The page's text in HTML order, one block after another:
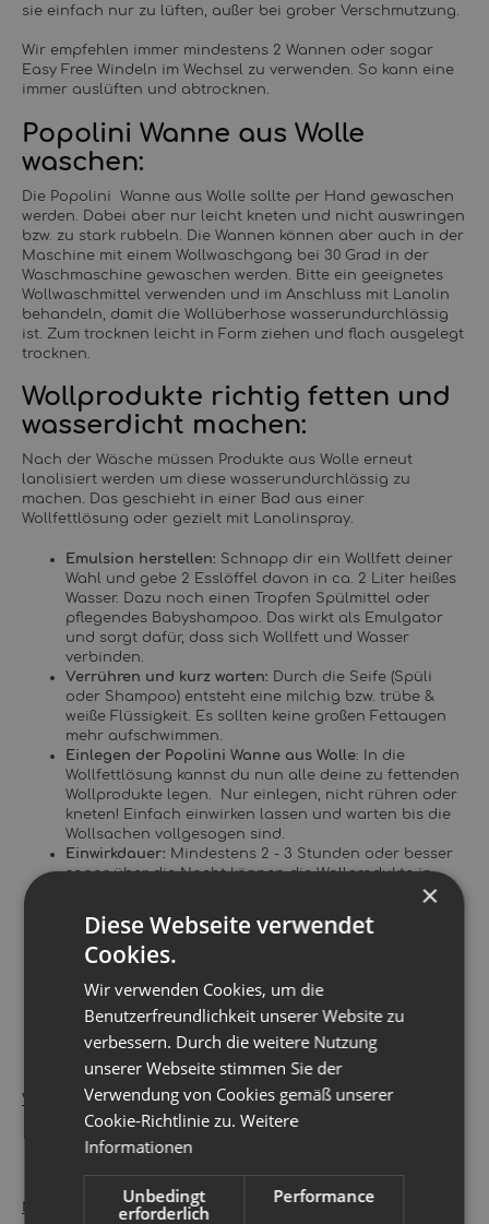
sie einfach nur zu lüften, außer bei grober Verschmutzung.
Wir empfehlen immer mindestens 2 Wannen oder sogar
Easy Free Windeln im Wechsel zu verwenden. So kann eine
immer auslüften und abtrocknen.
Popolini Wanne aus Wolle
waschen:
Die Popolini Wanne aus Wolle sollte per Hand gewaschen
werden. Dabei aber nur leicht kneten und nicht auswringen
bzw. zu stark rubbeln. Die Wannen können aber auch in der
Maschine mit einem Wollwaschgang bei 30 Grad in der
Waschmaschine gewaschen werden. Bitte ein geeignetes
Wollwaschmittel verwenden und im Anschluss mit Lanolin
behandeln, damit die Wollüberhose wasserundurchlässig
ist. Zum trocknen leicht in Form ziehen und flach ausgelegt
trocknen.
Wollprodukte richtig fetten und
wasserdicht machen:
Nach der Wäsche müssen Produkte aus Wolle erneut
lanolisiert werden um diese wasserundurchlässig zu
machen. Das geschieht in einer Bad aus einer
Wollfettlösung oder gezielt mit Lanolinspray.
Emulsion herstellen: Schnapp dir ein Wollfett deiner
Wahl und gebe 2 Esslöffel davon in ca. 2 Liter heißes
Wasser. Dazu noch einen Tropfen Spülmittel oder
pflegendes Babyshampoo. Das wirkt als Emulgator
und sorgt dafür, dass sich Wollfett und Wasser
verbinden.
Verrühren und kurz warten: Durch die Seife (Spüli
oder Shampoo) entsteht eine milchig bzw. trübe &
weiße Flüssigkeit. Es sollten keine großen Fettaugen
mehr aufschwimmen.
Einlegen der Popolini Wanne aus Wolle: In die
Wollfettlösung kannst du nun alle deine zu fettenden
Wollprodukte legen. Nur einlegen, nicht rühren oder
kneten! Einfach einwirken lassen und warten bis die
Wollsachen vollgesogen sind.
Einwirkdauer: Mindestens 2 - 3 Stunden oder besser
sogar über die Nacht können die Wollprodukte in
können bei niedrigster Umdrehung (max. 400-600
Umdrehungen) in der Waschmaschine geschleudert
Trocknen am besten flach bzw. in Form gebracht
auslegen. Damit die Bindecover, Longies oder
ausgewrungen, nicht über die Heizung gehangen
oder in der pralle Sonne getrocknet werden.
Verfügbare Größen:
S ca. 2,5 - 6 kg
L ca. 9-15 kg
×
Diese Webseite verwendet
Cookies.
Wir verwenden Cookies, um die
Benutzerfreundlichkeit unserer Website zu
verbessern. Durch die weitere Nutzung
unserer Webseite stimmen Sie der
Verwendung von Cookies gemäß unserer
Cookie-Richtlinie zu.Weitere
Informationen
Unbedingt
erforderlich
Performance